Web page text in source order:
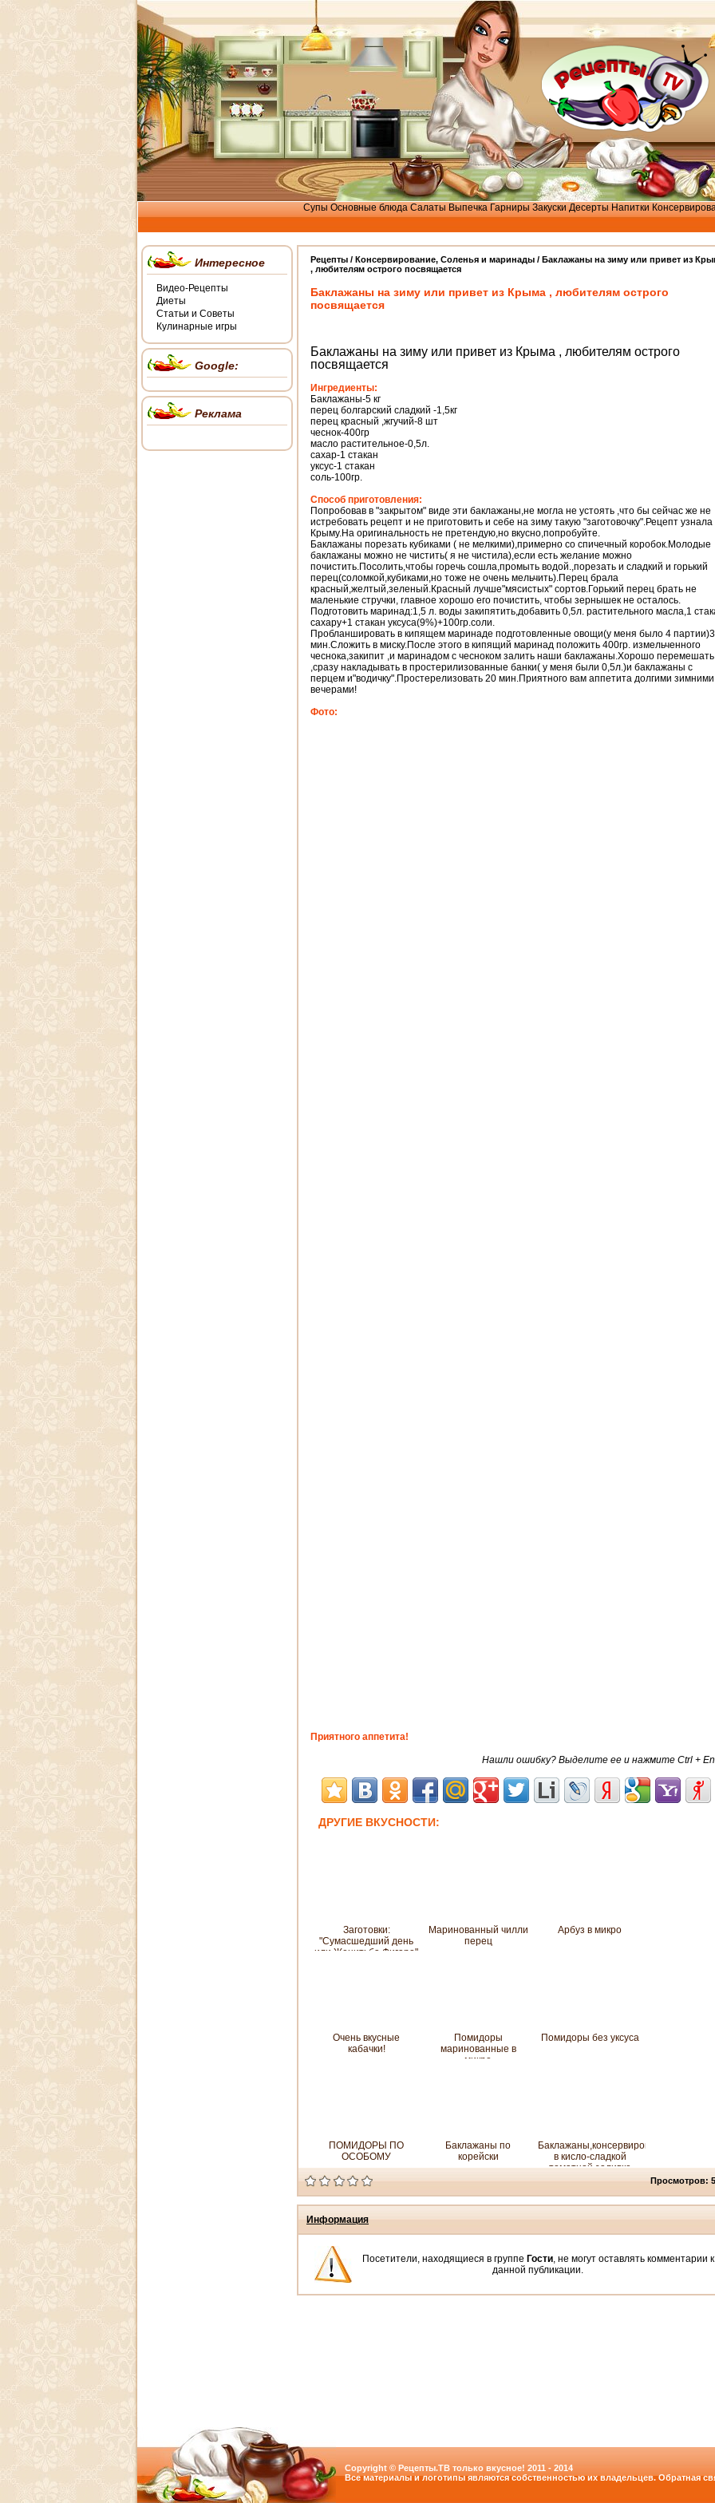
Супы Основные блюда Салаты Выпечка Гарниры Закуски Десерты Напитки
Рецепты / Консервирование, Соленья и маринады / Баклажаны на зиму или привет из
, любителям острого посвящается
Баклажаны на зиму или привет из Крыма , любителям острого
посвящается
Баклажаны на зиму или привет из Крыма , любителям острого
посвящается
Ингредиенты:
Баклажаны-5 кг
перец болгарский сладкий -1,5кг
перец красный ,жгучий-8 шт
чеснок-400гр
масло растительное-0,5л.
сахар-1 стакан
уксус-1 стакан
соль-100гр.
Способ приготовления:
Попробовав в "закрытом" виде эти баклажаны,не могла не устоять ,что бы сейчас же не
истребовать рецепт и не приготовить и себе на зиму такую "заготовочку".Рецепт узнала
Крыму.На оригинальность не претендую,но вкусно,попробуйте.
Баклажаны порезать кубиками ( не мелкими),примерно со спичечный коробок.Молодые
баклажаны можно не чистить( я не чистила),если есть желание можно
почистить.Посолить,чтобы горечь сошла,промыть водой.,порезать и сладкий и горький
перец(соломкой,кубиками,но тоже не очень мельчить).Перец брала
красный,желтый,зеленый.Красный лучше"мясистых" сортов.Горький перец брать не
маленькие стручки, главное хорошо его почистить, чтобы зернышек не осталось.
Подготовить маринад:1,5 л. воды закипятить,добавить 0,5л. растительного масла,1
сахару+1 стакан уксуса(9%)+100гр.соли.
Пробланшировать в кипящем маринаде подготовленные овощи(у меня было 4
мин.Сложить в миску.После этого в кипящий маринад положить 400гр. измельченного
чеснока,закипит ,и маринадом с чесноком залить наши баклажаны.Хорошо перемешать
,сразу накладывать в простерилизованные банки( у меня были 0,5л.)и баклажаны с
перцем и"водичку".Простерелизовать 20 мин.Приятного вам аппетита долгими зимними
вечерами!
Фото:
Приятного аппетита!
Нашли ошибку? Выделите ее и нажмите Ctrl +
ДРУГИЕ ВКУСНОСТИ:
Заготовки:
"Сумасшедший день
или Женитьба Фигаро"
Маринованный чилли
перец
Арбуз в микро
Очень вкусные
кабачки!
Помидоры
маринованные в
микро
Помидоры без уксуса
ПОМИДОРЫ ПО
ОСОБОМУ
Баклажаны по
корейски
Баклажаны,консервированные
в кисло-сладкой
томатной заливке
Просмотров:
Информация
Посетители, находящиеся в группе Гости, не могут оставлять комментарии к
данной публикации.
Интересное
Видео-Рецепты
Диеты
Статьи и Советы
Кулинарные игры
Google:
Реклама
Copyright © Рецепты.ТВ только вкусное! 2011 - 2014
Все материалы и логотипы являются собственностью их владельцев. Обратная